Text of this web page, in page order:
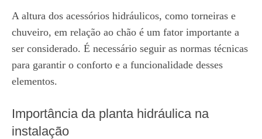
A altura dos acessórios hidráulicos, como torneiras e
chuveiro, em relação ao chão é um fator importante a
ser considerado. É necessário seguir as normas técnicas
para garantir o conforto e a funcionalidade desses
elementos.
Importância da planta hidráulica na
instalação